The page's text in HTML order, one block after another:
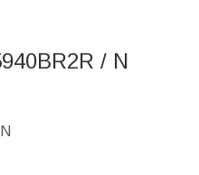
/ N